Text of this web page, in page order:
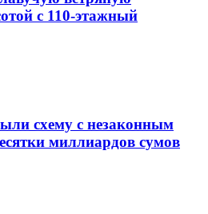
с 110-этажный
схему с незаконным
миллиардов сумов